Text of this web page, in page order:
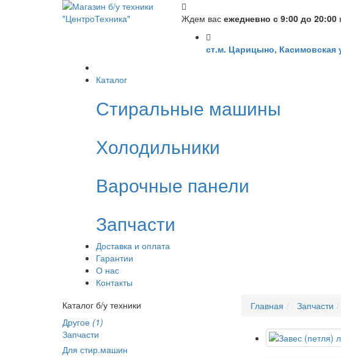
Ждем вас ежедневно с 9:00 до 20:00
ст.м. Царицыно, Касимовская
Каталог
Стиральные машины
Холодильники
Варочные панели
Запчасти
Доставка и оплата
Гарантии
О нас
Контакты
Каталог б/у техники
Другое (1)
Запчасти
Для стир.машин
Главная Запчасти